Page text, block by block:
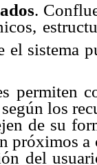
.
el sistema
permiten
los
de su
próximos
del